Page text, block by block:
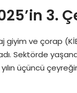
giyim ve çorap
Sektörde
üçüncü